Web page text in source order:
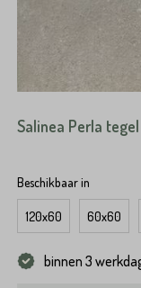
Salinea Perla
Beschikbaar in
120x60 60x60
binnen 3